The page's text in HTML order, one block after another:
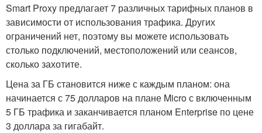
Smart Proxy предлагает 7 различных тарифных планов в
зависимости от использования трафика. Других
ограничений нет, поэтому вы можете использовать
столько подключений, местоположений или сеансов,
сколько захотите.
Цена за ГБ становится ниже с каждым планом: она
начинается с 75 долларов на плане Micro с включенным
5 ГБ трафика и заканчивается планом Enterprise по цене
3 доллара за гигабайт.